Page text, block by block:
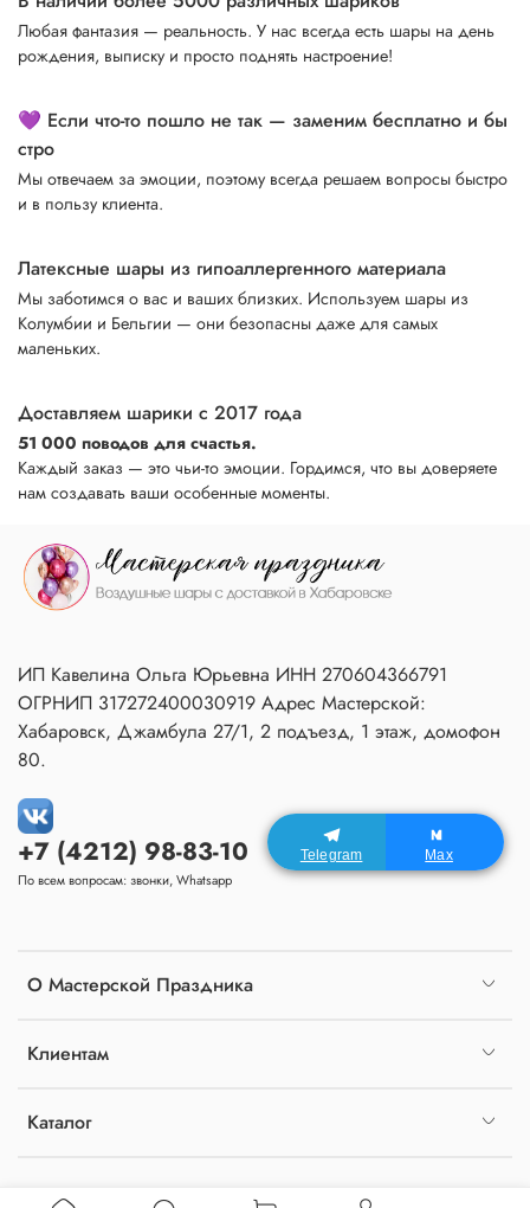
Любая фантазия — реальность. У нас всегда есть шары на день
рождения, выписку и просто поднять настроение!
💜 Если что-то пошло не так — заменим бесплатно и бы
стро
Мы отвечаем за эмоции, поэтому всегда решаем вопросы быстро
и в пользу клиента.
Латексные шары из гипоаллергенного материала
Мы заботимся о вас и ваших близких. Используем шары из
Колумбии и Бельгии — они безопасны даже для самых
маленьких.
Доставляем шарики с 2017 года
51 000 поводов для счастья.
Каждый заказ — это чьи-то эмоции. Гордимся, что вы доверяете
нам создавать ваши особенные моменты.
О Мастерской Праздника
Клиентам
Каталог
+7 (4212) 98-83-10
По всем вопросам: звонки, Whatsapp
ИП Кавелина Ольга Юрьевна ИНН 270604366791
ОГРНИП 317272400030919 Адрес Мастерской:
Хабаровск, Джамбула 27/1, 2 подъезд, 1 этаж, домофон
80.
Telegram Max